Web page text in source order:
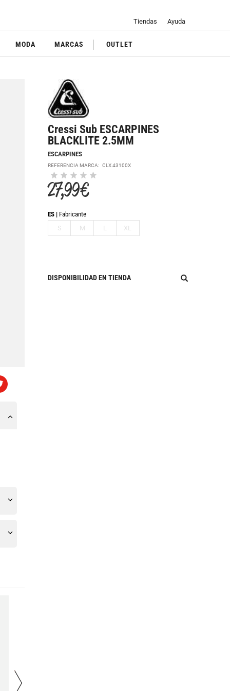
Tiendas Ayuda
MODA MARCAS OUTLET
Cressi Sub ESCARPINES
BLACKLITE 2.5MM
ESCARPINES
REFERENCIA MARCA:CLX 43100X
27,99 €
ES
Fabricante
S
M L XL
DISPONIBILIDAD EN TIENDA